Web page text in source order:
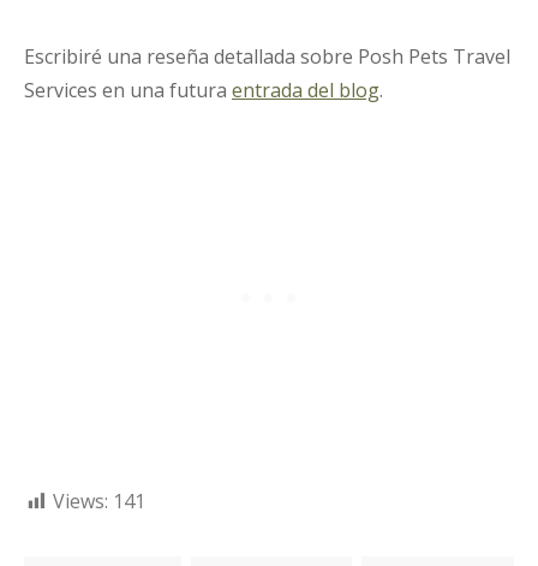
Escribiré una reseña detallada sobre Posh Pets Travel
Services en una futura entrada del blog.
Views: 141